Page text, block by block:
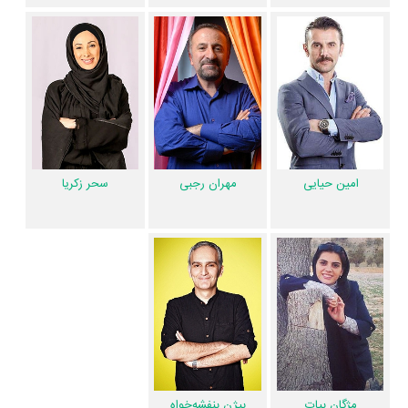
رخ داده است. مانند:
شهربانو موسویوچنگیز وثوقی شهربانو موسوی
شهربانو موسوی مژگان بیات،شهربانو موسوی بیژن بنفشه‌خواه
معصومیوامین حیایی
عوامل فیلم جانان
اگر از تصویربرداری فیلم جانان خوشتان آمده و یا دوستش ندارید، بهتر است
سماک‌باشیآشنا می‌کنیم. کیوان ذوالفقاریطراحی صحنه فیلم جانان را انجام
نموده وکیوان ذوالفقاری طراحی لباس فیلم جانان را انجام داده است.
خسروی
چهره‌پردازی یا طراحی گریم فیلم جانان را برعهده داشت.
از دیگر عوامل اثر می‌توان بهبهزاد غلامی
دستیار اول کارگردان فیلم جانان،
اشاره کرد. در مجموع بیش از 18 نفر در تولید فیلم جانان نقش داشته‌اند و هر
یک از آنها درمنظومیک صفحه اختصاصی دارند.
امین حیایی مهران رجبی سحر زکریا